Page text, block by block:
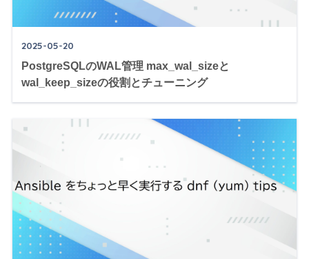
2025-05-20
PostgreSQLのWAL管理 max_wal_sizeと
wal_keep_sizeの役割とチューニング